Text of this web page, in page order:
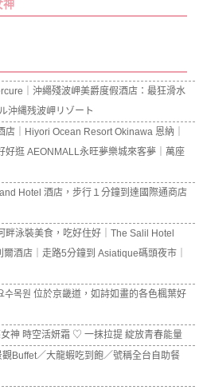
神
｜沖繩殘波岬美爵度假酒店：最狂滑水
沖縄残波岬リゾート
店｜Hiyori Ocean Resort Okinawa 恩納｜
好逛 AEONMALL永旺夢樂城來客夢｜萬座
Hotel 酒店，步行１分鐘到達國際通商店
畔泳裝美食，吃好住好｜The Salil Hotel
酒店｜走路5分鐘到 Asiatique碼頭夜市｜
수목원 位於京畿道，如詩如畫的各色楓葉好
神 時空活妍霜 ♡ 一抹拉提 綻放青春能量
Buffet／大龍蝦吃到飽／號稱全台自助餐